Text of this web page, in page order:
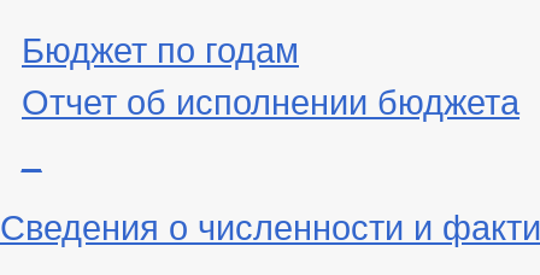
Бюджет по годам
Отчет об исполнении бюджета
Сведения о численности и